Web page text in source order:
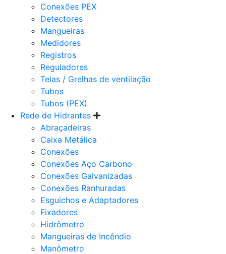
Conexões PEX
Detectores
Mangueiras
Medidores
Registros
Reguladores
Telas / Grelhas de ventilação
Tubos
Tubos (PEX)
Rede de Hidrantes
Abraçadeiras
Caixa Metálica
Conexões
Conexões Aço Carbono
Conexões Galvanizadas
Conexões Ranhuradas
Esguichos e Adaptadores
Fixadores
Hidrômetro
Mangueiras de Incêndio
Manômetro